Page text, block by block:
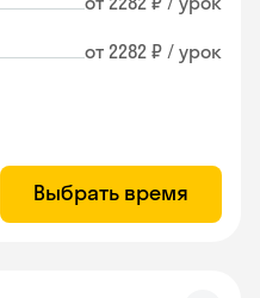
от 2282 ₽ / урок
Выбрать время